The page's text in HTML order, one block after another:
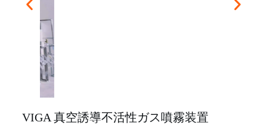
VIGA 真空誘導不活性ガス噴霧装置